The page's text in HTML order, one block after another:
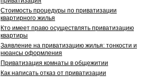
Стоимость процедуры по приватизации
квартирного жилья
Кто имеет право осуществлять приватизацию
квартиры
Заявление на приватизацию жилья: тонкости и
нюансы оформления
Приватизация комнаты в общежитии
Как написать отказ от приватизации